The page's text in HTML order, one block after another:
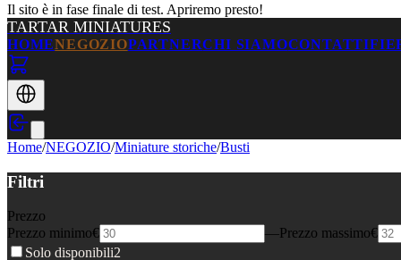
Il sito è in fase finale di test. Apriremo presto!
TARTAR MINIATURES
HOMENEGOZIOPARTNERCHI SIAMOCONTATTI
Home/NEGOZIO/Miniature storiche/Busti
Filtri
Prezzo
Prezzo minimo€ —Prezzo massimo€
Solo disponibili2